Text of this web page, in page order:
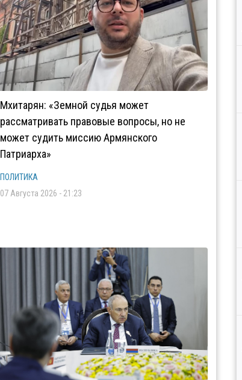
Мхитарян: «Земной судья может
рассматривать правовые вопросы, но не
может судить миссию Армянского
Патриарха»
ПОЛИТИКА
07 Августа 2026 - 21:23